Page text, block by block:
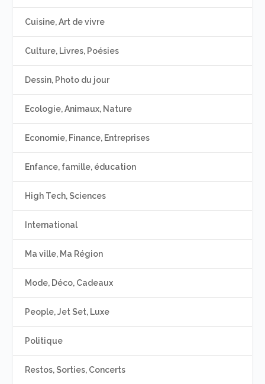
Cuisine, Art de vivre
Culture, Livres, Poésies
Dessin, Photo du jour
Ecologie, Animaux, Nature
Economie, Finance, Entreprises
Enfance, famille, éducation
High Tech, Sciences
International
Ma ville, Ma Région
Mode, Déco, Cadeaux
People, Jet Set, Luxe
Politique
Restos, Sorties, Concerts